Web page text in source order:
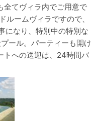
全てヴィラ内でご用意で
ームヴィラですので、
になり、特別中の特別な
ール。パーティーも開け
トへの送迎は、24時間バ